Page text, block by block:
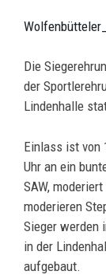
Die
der
Lindenhalle
Einlass ist von
Uhr an ein
SAW,
moderieren
Sieger werden
in der
aufgebaut.